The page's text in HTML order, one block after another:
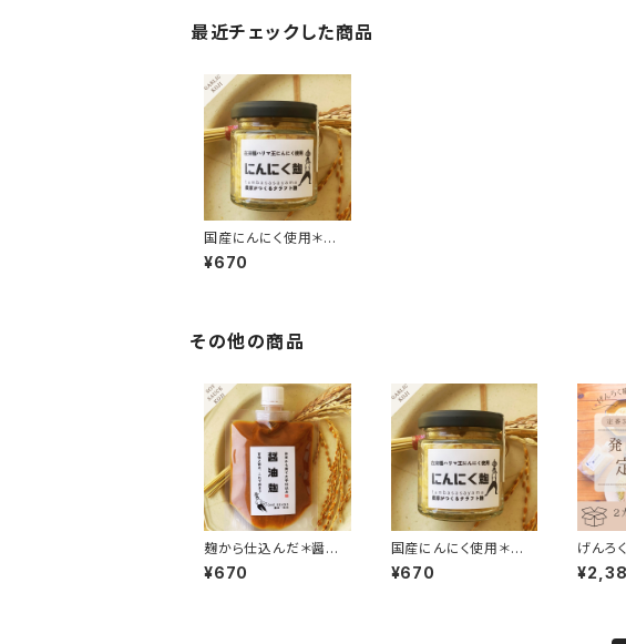
最近チェックした商品
国産にんにく使用＊に
んにく塩麹
¥670
その他の商品
麹から仕込んだ＊醤油
麹
¥670
国産にんにく使用＊に
んにく塩麹
¥670
げんろ
１回 【
酵調味